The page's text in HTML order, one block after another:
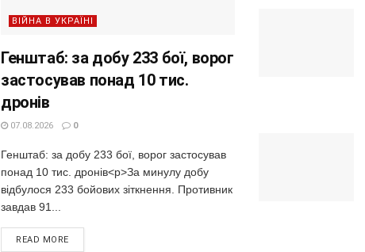
ВІЙНА В УКРАЇНІ
Генштаб: за добу 233 бої, ворог
застосував понад 10 тис.
дронів
07.08.2026 0
Генштаб: за добу 233 бої, ворог застосував
понад 10 тис. дронів<p>За минулу добу
відбулося 233 бойових зіткнення. Противник
завдав 91...
READ MORE